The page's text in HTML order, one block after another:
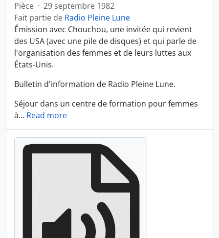
Pièce · 29 septembre 1982
Fait partie de Radio Pleine Lune
Émission avec Chouchou, une invitée qui revient
des USA (avec une pile de disques) et qui parle de
l'organisation des femmes et de leurs luttes aux
États-Unis.
Bulletin d'information de Radio Pleine Lune.
Séjour dans un centre de formation pour femmes
à… Read more